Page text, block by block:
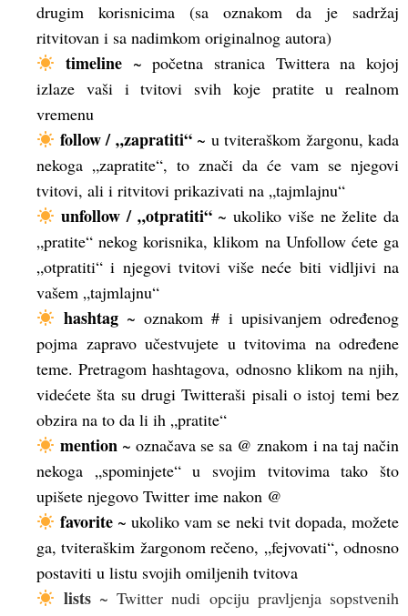
drugim korisnicima (sa oznakom da je sadržaj
ritvitovan i sa nadimkom originalnog autora)
timeline ~ početna stranica Twittera na kojoj
izlaze vaši i tvitovi svih koje pratite u realnom
vremenu
follow / „zapratiti“~ u tviteraškom žargonu, kada
nekoga „zapratite“, to znači da će vam se njegovi
tvitovi, ali i ritvitovi prikazivati na „tajmlajnu“
unfollow / „otpratiti“~ ukoliko više ne želite da
„pratite“ nekog korisnika, klikom na Unfollow ćete ga
„otpratiti“ i njegovi tvitovi više neće biti vidljivi na
vašem „tajmlajnu“
hashtag~ oznakom # i upisivanjem određenog
pojma zapravo učestvujete u tvitovima na određene
teme. Pretragom hashtagova, odnosno klikom na njih,
videćete šta su drugi Twitteraši pisali o istoj temi bez
obzira na to da li ih „pratite“
mention~ označava se sa @ znakom i na taj način
nekoga „spominjete“ u svojim tvitovima tako što
upišete njegovo Twitter ime nakon @
favorite~ ukoliko vam se neki tvit dopada, možete
ga, tviteraškim žargonom rečeno, „fejvovati“, odnosno
postaviti u listu svojih omiljenih tvitova
lists ~ Twitter nudi opciju pravljenja sopstvenih